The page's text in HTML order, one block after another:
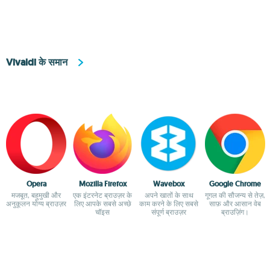
Vivaldi के समान
Opera
मजबूत, बहुमुखी और
अनुकूलन योग्य ब्राउज़र
Mozilla Firefox
एक इंटरनेट ब्राउज़र के
लिए आपके सबसे अच्छे
चॉइस
Wavebox
अपने खातों के साथ
काम करने के लिए सबसे
संपूर्ण ब्राउज़र
Google Chrome
गूगल की सौजन्य से तेज़,
साफ़ और आसान वेब
ब्राउज़िंग।